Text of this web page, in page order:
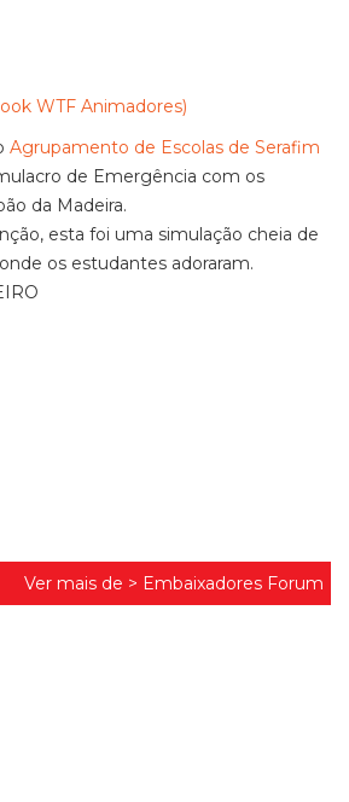
WTF Animadores)
Agrupamento de Escolas de Serafim
de Emergência com os
da Madeira.
esta foi uma simulação cheia de
os estudantes adoraram.
Ver mais de > Embaixadores Forum